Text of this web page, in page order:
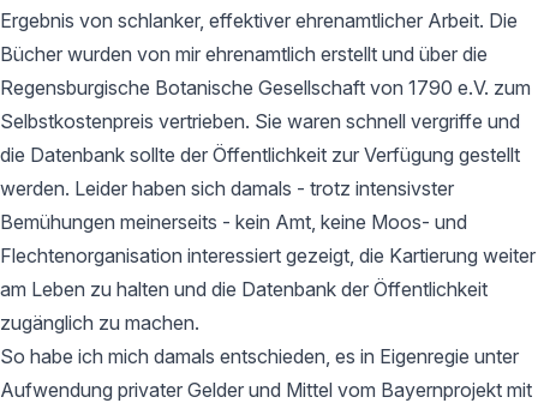
Ergebnis von schlanker, effektiver ehrenamtlicher Arbeit. Die
Bücher wurden von mir ehrenamtlich erstellt und über die
Regensburgische Botanische Gesellschaft von 1790 e.V. zum
Selbstkostenpreis vertrieben. Sie waren schnell vergriffe und
die Datenbank sollte der Öffentlichkeit zur Verfügung gestellt
werden. Leider haben sich damals - trotz intensivster
Bemühungen meinerseits - kein Amt, keine Moos- und
Flechtenorganisation interessiert gezeigt, die Kartierung weiter
am Leben zu halten und die Datenbank der Öffentlichkeit
zugänglich zu machen.
So habe ich mich damals entschieden, es in Eigenregie unter
Aufwendung privater Gelder und Mittel vom Bayernprojekt mit